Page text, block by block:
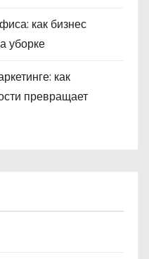
как бизнес
уборке
как
превращает